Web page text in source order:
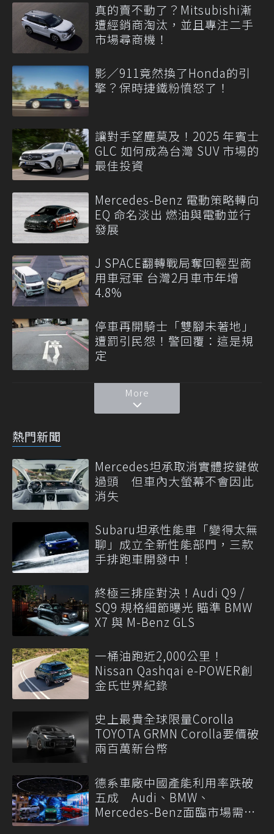
真的賣不動了？Mitsubishi漸
遭經銷商淘汰，並且專注二手
市場尋商機！
影／911竟然換了Honda的引
擎？保時捷鐵粉憤怒了！
讓對手望塵莫及！2025 年賓士
GLC 如何成為台灣 SUV 市場的
最佳投資
Mercedes-Benz 電動策略轉向
EQ 命名淡出 燃油與電動並行
發展
J SPACE翻轉戰局奪回輕型商
用車冠軍 台灣2月車市年增
4.8%
停車再開騎士「雙腳未著地」
遭罰引民怨！警回覆：這是規
定
More
熱門新聞
Mercedes坦承取消實體按鍵做
過頭 但車內大螢幕不會因此
消失
Subaru坦承性能車「變得太無
聊」成立全新性能部門，三款
手排跑車開發中！
終極三排座對決！Audi Q9 /
SQ9 規格細節曝光 瞄準 BMW
X7 與 M-Benz GLS
一桶油跑近2,000公里！
Nissan Qashqai e-POWER創
金氏世界紀錄
史上最貴全球限量Corolla
TOYOTA GRMN Corolla要價破
兩百萬新台幣
德系車廠中國產能利用率跌破
五成 Audi、BMW、
Mercedes-Benz面臨市場需求